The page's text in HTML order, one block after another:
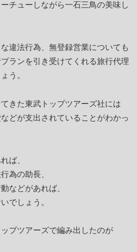
チューしながら一石三鳥の美味し
違法行為、無登録営業についても
ランを引き受けてくれる旅行代理
う。
きた東武トップツアーズ社には
どが支出されていることがわかっ
ば、
為の助長、
などがあれば、
でしょう。
プツアーズで編み出したのが